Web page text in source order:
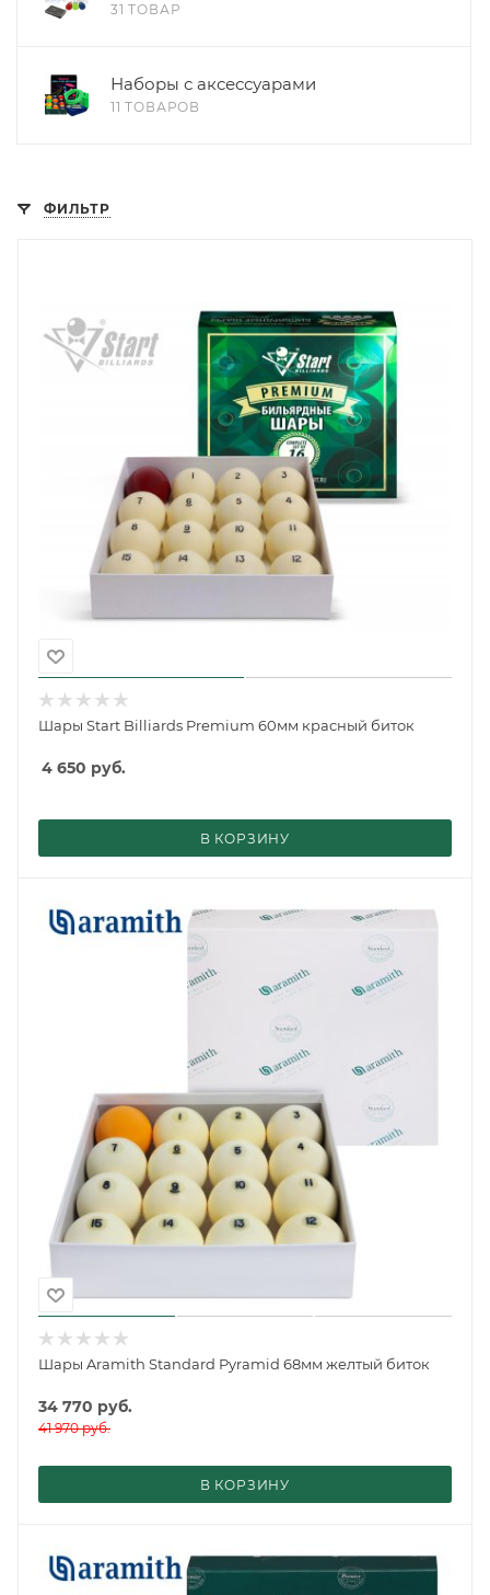
31 ТОВАР
Наборы с аксессуарами
11 ТОВАРОВ
ФИЛЬТР
Шары Start Billiards Premium 60мм красный биток
4 650 руб.
В КОРЗИНУ
Шары Aramith Standard Pyramid 68мм желтый биток
34 770 руб.
41 970руб.
В КОРЗИНУ